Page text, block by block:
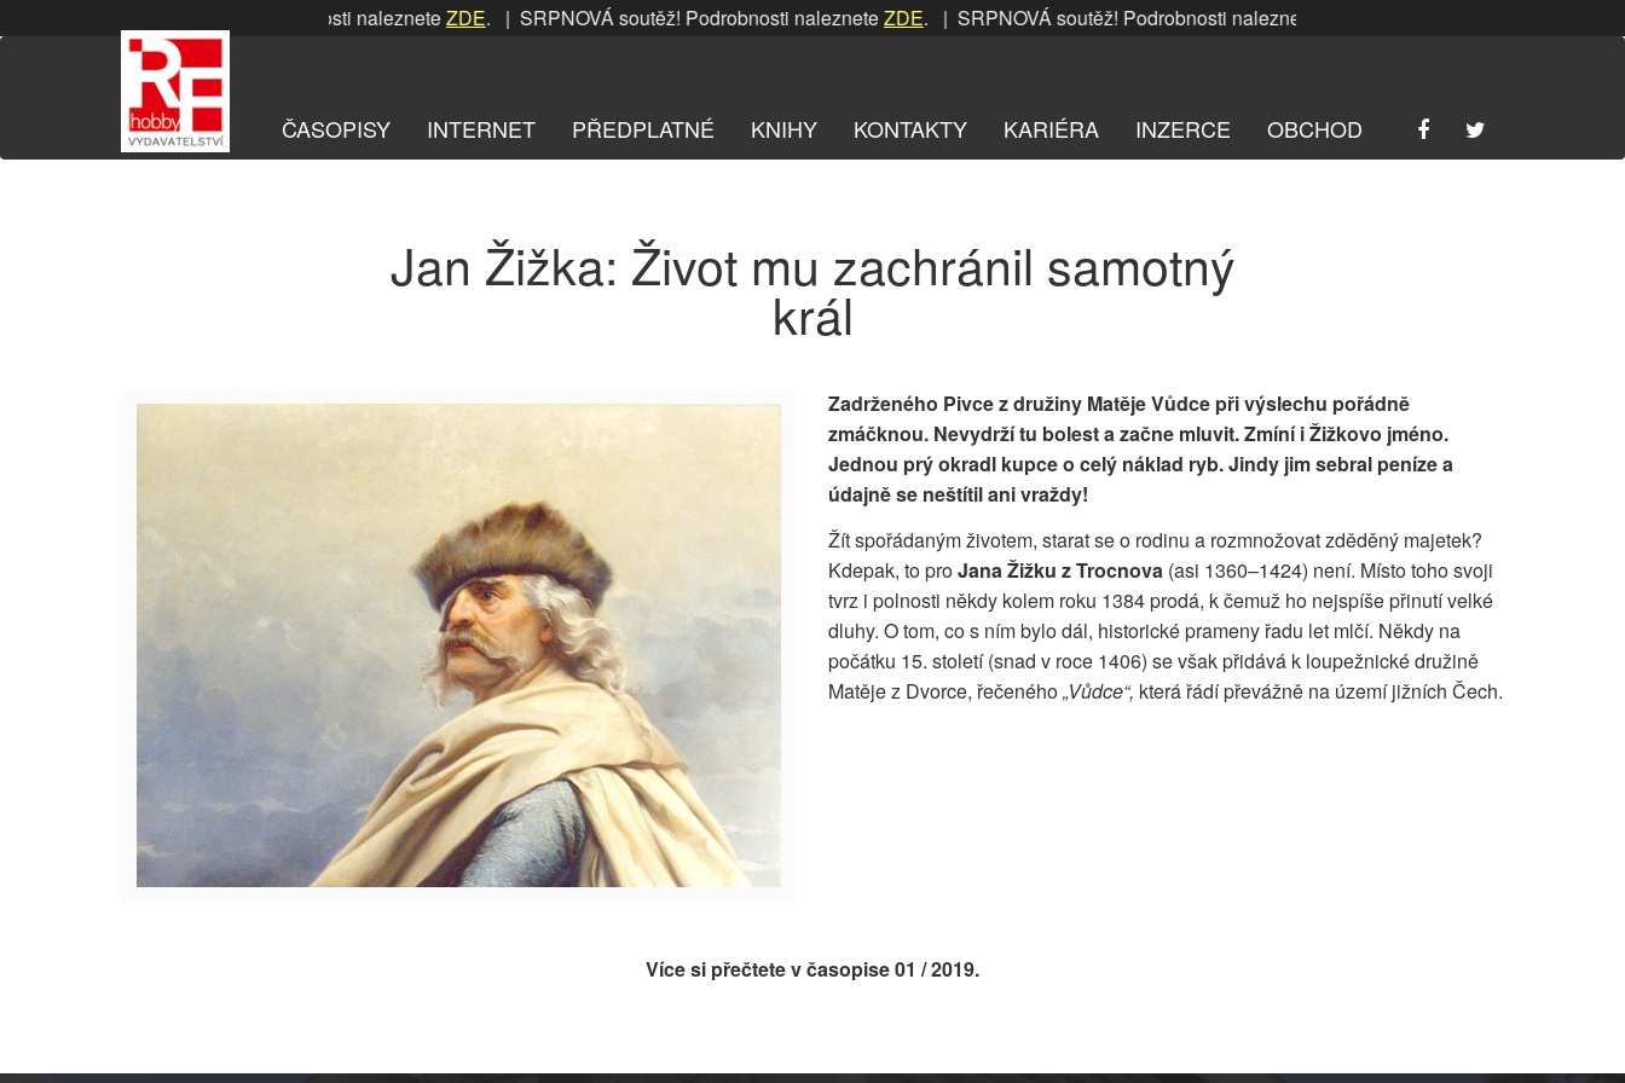
na
SRPNOVÁ soutěž! Podrobnosti nalezneteZDE. | SRPNOVÁ soutěž! Podrobnosti nalezneteZDE. | SRPNOVÁ soutěž! Podrobnosti nalezneteZDE
ČASOPISY INTERNET PŘEDPLATNÉ KNIHY KONTAKTY KARIÉRA INZERCE OBCHOD
Jan Žižka: Život mu zachránil samotný
král
Zadrženého Pivce z družiny Matěje Vůdce při výslechu pořádně
zmáčknou. Nevydrží tu bolest a začne mluvit. Zmíní i Žižkovo jméno.
Jednou prý okradl kupce o celý náklad ryb. Jindy jim sebral peníze a
údajně se neštítil ani vraždy!
Žít spořádaným životem, starat se o rodinu a rozmnožovat zděděný majetek?
Kdepak, to proJana Žižku z Trocnova (asi 1360–1424) není. Místo toho svoji
tvrz i polnosti někdy kolem roku 1384 prodá, k čemuž ho nejspíše přinutí velké
dluhy. O tom, co s ním bylo dál, historické prameny řadu let mlčí. Někdy na
počátku 15. století (snad v roce 1406) se však přidává k loupežnické družině
Matěje z Dvorce, řečeného„Vůdce“, která řádí převážně na území jižních Čech.
Více si přečtete v časopise01 / 2019.